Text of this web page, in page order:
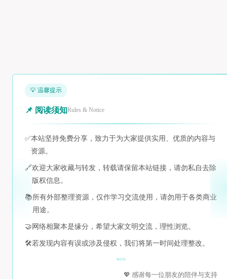
💡 温馨提示
📌 阅读须知Rules & Notice
✅本站坚持免费分享，致力于为大家提供实用、优质的内容与
资源。
🔗欢迎大家收藏与转发，转载请保留本站链接，请勿私自去除
版权信息。
📚所有外部整理资源，仅作学习交流使用，请勿用于各类商业
用途。
🤝 网络相聚本是缘分，希望大家文明交流，理性浏览。
🛠️若发现内容有误或涉及侵权，我们将第一时间处理整改。
💖 感谢每一位朋友的陪伴与支持